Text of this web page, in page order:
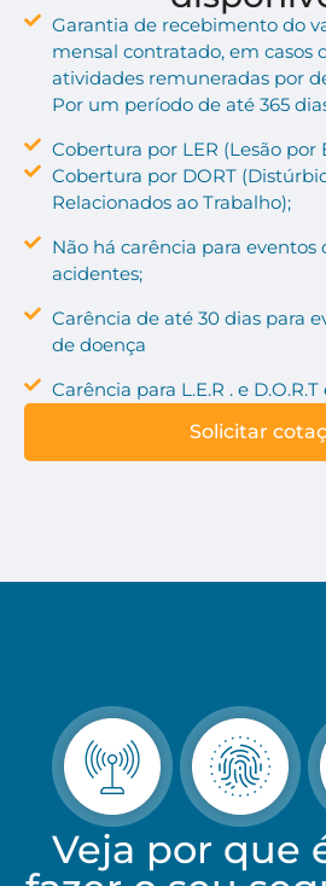
Garantia de recebimento do
mensal contratado, em casos
atividades remuneradas por
Por um período de até 365
Cobertura por LER (Lesão por
Cobertura por DORT
Relacionados ao Trabalho);
Não há carência para eventos
acidentes;
Carência de até 30 dias para
de doença
Carência para L.E.R . e D.O.R.T
Solicitar
Veja por que